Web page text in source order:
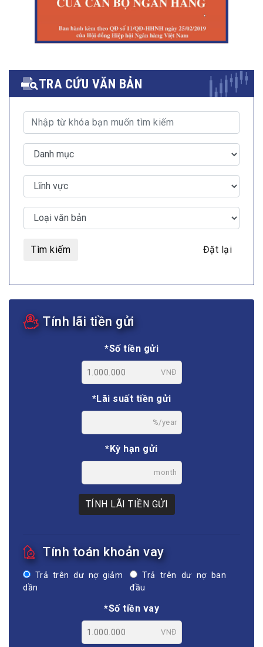
TRA CỨU VĂN BẢN
Tìm kiếm Đặt lại
Tính lãi tiền gửi
*Số tiền gửi
VNĐ
*Lãi suất tiền gửi
%/year
*Kỳ hạn gửi
month
TÍNH LÃI TIỀN GỬI
Tính toán khoản vay
Trả trên dư nợ giảm
dần
Trả trên dư nợ ban
đầu
*Số tiền vay
VNĐ